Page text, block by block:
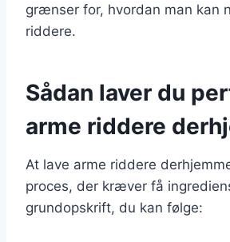
grænser for, hvordan man kan
riddere.
Sådan laver du
arme riddere
At lave arme riddere
proces, der kræver få
grundopskrift, du kan følge: